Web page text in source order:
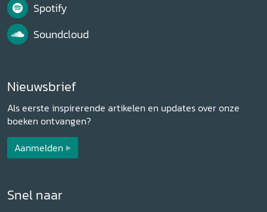
Spotify
Soundcloud
Nieuwsbrief
Als eerste inspirerende artikelen en updates over onze
boeken ontvangen?
Aanmelden
Snel naar